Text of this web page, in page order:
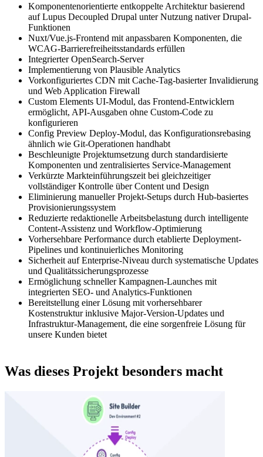
Komponentenorientierte entkoppelte Architektur basierend
auf Lupus Decoupled Drupal unter Nutzung nativer Drupal-
Funktionen
Nuxt/Vue.js-Frontend mit anpassbaren Komponenten, die
WCAG-Barrierefreiheitsstandards erfüllen
Integrierter OpenSearch-Server
Implementierung von Plausible Analytics
Vorkonfiguriertes CDN mit Cache-Tag-basierter Invalidierung
und Web Application Firewall
Custom Elements UI-Modul, das Frontend-Entwicklern
ermöglicht, API-Ausgaben ohne Custom-Code zu
konfigurieren
Config Preview Deploy-Modul, das Konfigurationsrebasing
ähnlich wie Git-Operationen handhabt
Beschleunigte Projektumsetzung durch standardisierte
Komponenten und zentralisiertes Service-Management
Verkürzte Markteinführungszeit bei gleichzeitiger
vollständiger Kontrolle über Content und Design
Eliminierung manueller Projekt-Setups durch Hub-basiertes
Provisionierungssystem
Reduzierte redaktionelle Arbeitsbelastung durch intelligente
Content-Assistenz und Workflow-Optimierung
Vorhersehbare Performance durch etablierte Deployment-
Pipelines und kontinuierliches Monitoring
Sicherheit auf Enterprise-Niveau durch systematische Updates
und Qualitätssicherungsprozesse
Ermöglichung schneller Kampagnen-Launches mit
integrierten SEO- und Analytics-Funktionen
Bereitstellung einer Lösung mit vorhersehbarer
Kostenstruktur inklusive Major-Version-Updates und
Infrastruktur-Management, die eine sorgenfreie Lösung für
unsere Kunden bietet
Was dieses Projekt besonders macht